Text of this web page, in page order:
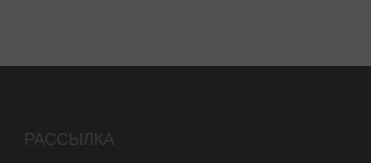
РАССЫЛКА